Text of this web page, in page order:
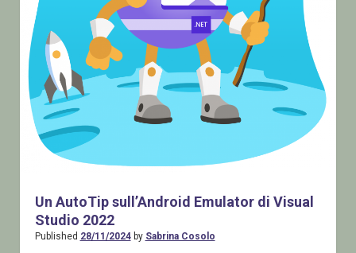
Un AutoTip sull’Android Emulator di Visual
Studio 2022
Published 28/11/2024by Sabrina Cosolo